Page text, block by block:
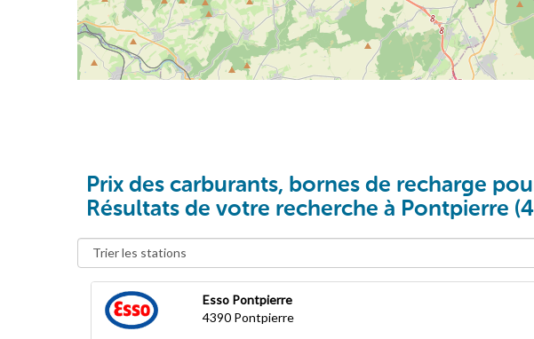
Prix des carburants, bornes de recharge
Résultats de votre recherche à Pontpierre
Esso Pontpierre
4390 Pontpierre